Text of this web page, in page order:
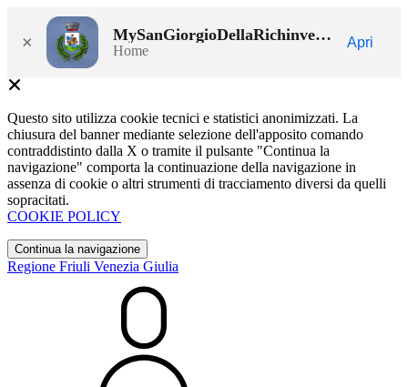
× MySanGiorgioDellaRichinvelda
Home
Apri
Questo sito utilizza cookie tecnici e statistici anonimizzati. La
chiusura del banner mediante selezione dell'apposito comando
contraddistinto dalla X o tramite il pulsante "Continua la
navigazione" comporta la continuazione della navigazione in
assenza di cookie o altri strumenti di tracciamento diversi da quelli
sopracitati.
COOKIE POLICY
Continua la navigazione
Regione Friuli Venezia Giulia